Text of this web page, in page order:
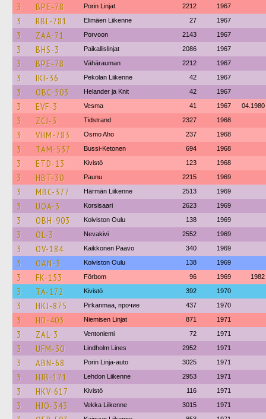
3 BPE-78 Porin Linjat 2212 1967
3 RBL-781 Elimäen Liikenne 27 1967
3 ZAA-71 Porvoon 2143 1967
3 BHS-3 Paikallislinjat 2086 1967
3 BPE-78 Vähärauman 2212 1967
3 IKI-36 Pekolan Liikenne 42 1967
3 OBC-503 Helander ja Knit 42 1967
3 EVF-3 Vesma 41 1967 04.1980
3 ZCJ-3 Tidstrand 2327 1968
3 VHM-783 Osmo Aho 237 1968
3 TAM-537 Bussi-Ketonen 694 1968
3 ETD-13 Kivistö 123 1968
3 HBT-30 Paunu 2215 1969
3 MBC-377 Härmän Liikenne 2513 1969
3 UOA-3 Korsisaari 2623 1969
3 OBH-903 Koiviston Oulu 138 1969
3 OL-3 Nevakivi 2552 1969
3 OV-184 Kaikkonen Paavo 340 1969
3 OAN-3 Koiviston Oulu 138 1969
3 FK-153 Förbom 96 1969 1982
3 TA-172 Kivistö 392 1970
3 HKJ-875 Pirkanmaa, прочие 437 1970
3 HD-403 Niemisen Linjat 871 1971
3 ZAL-3 Ventoniemi 72 1971
3 UFM-30 Lindholm Lines 2952 1971
3 ABN-68 Porin Linja-auto 3025 1971
3 HJB-171 Lehdon Liikenne 2953 1971
3 HKV-617 Kivistö 116 1971
3 HJO-343 Vekka Liikenne 3015 1971